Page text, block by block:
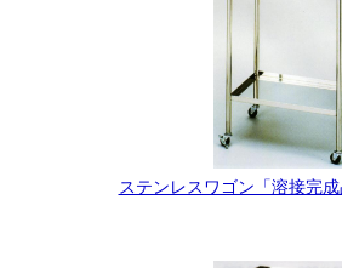
ステンレスワゴン「溶接完